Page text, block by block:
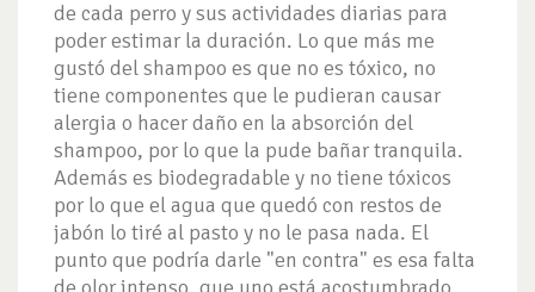
de cada perro y sus actividades diarias para
poder estimar la duración. Lo que más me
gustó del shampoo es que no es tóxico, no
tiene componentes que le pudieran causar
alergia o hacer daño en la absorción del
shampoo, por lo que la pude bañar tranquila.
Además es biodegradable y no tiene tóxicos
por lo que el agua que quedó con restos de
jabón lo tiré al pasto y no le pasa nada. El
punto que podría darle "en contra" es esa falta
de olor intenso, que uno está acostumbrado.